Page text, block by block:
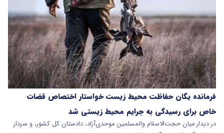
فرمانده یگان حفاظت محیط زیست خواستار اختصاص قضات
خاص برای رسیدگی به جرایم محیط زیستی شد
در دیدار میان حجت‌الاسلام والمسلمین موحدی‌آزاد، دادستان کل کشور، و سردار